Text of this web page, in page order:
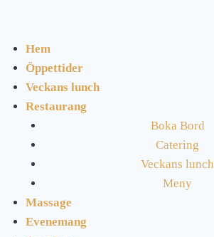
Hem
Öppettider
Veckans lunch
Restaurang
Boka Bord
Catering
Veckans lunch
Meny
Massage
Evenemang